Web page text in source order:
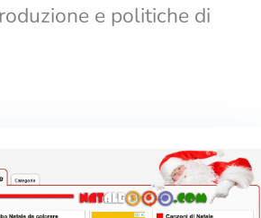
e politiche di